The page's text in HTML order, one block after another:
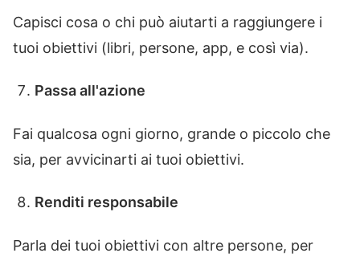
Capisci cosa o chi può aiutarti a raggiungere i
tuoi obiettivi (libri, persone, app, e così via).
Passa all'azione
Fai qualcosa ogni giorno, grande o piccolo che
sia, per avvicinarti ai tuoi obiettivi.
Renditi responsabile
Parla dei tuoi obiettivi con altre persone, per